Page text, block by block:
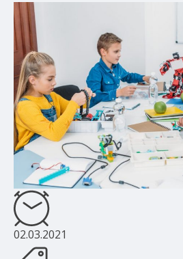
02.03.2021